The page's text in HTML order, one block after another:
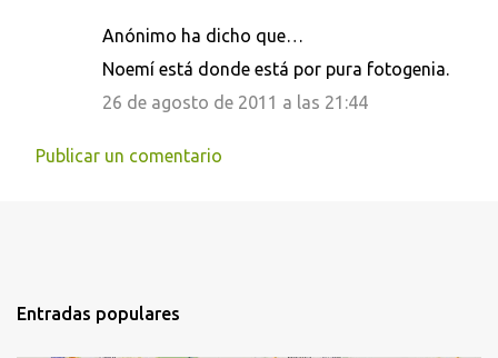
Anónimo ha dicho que…
Noemí está donde está por pura fotogenia.
26 de agosto de 2011 a las 21:44
Publicar un comentario
Entradas populares